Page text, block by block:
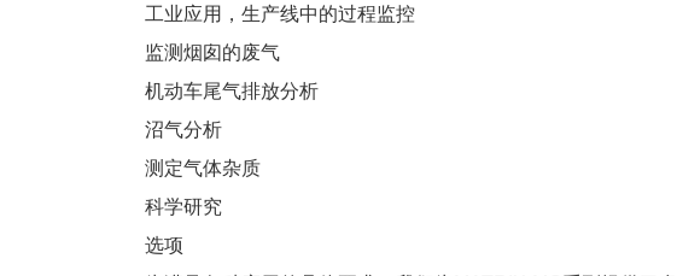
工业应用，生产线中的过程监控
监测烟囱的废气
机动车尾气排放分析
沼气分析
测定气体杂质
科学研究
选项